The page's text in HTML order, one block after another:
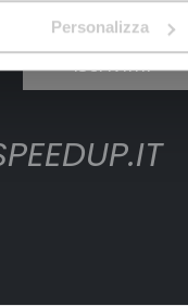
Personalizza
Ho letto e accettato il documento
Iscrivimi